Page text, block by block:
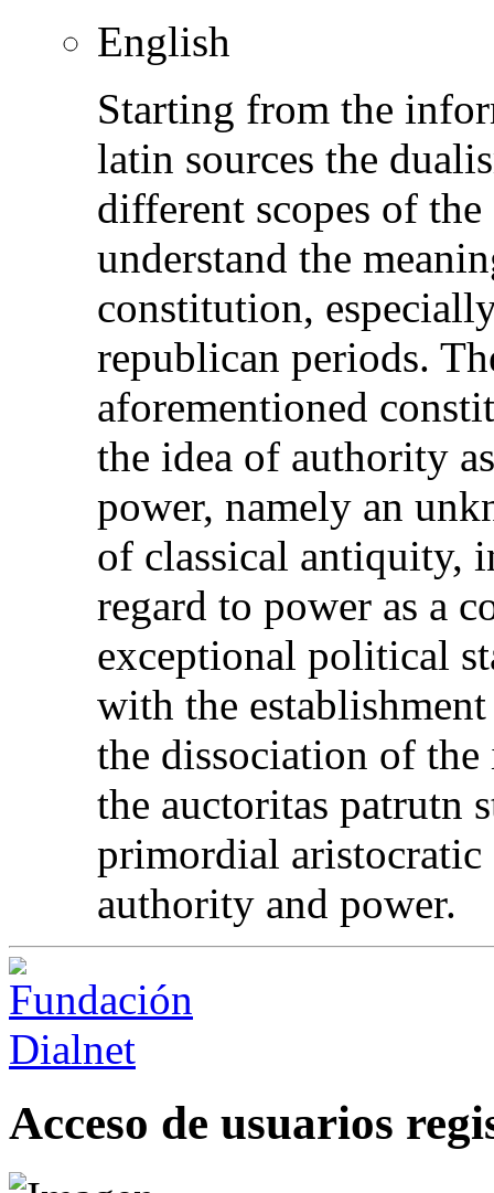
English
Starting from the
latin sources the
different scopes of
understand the
constitution,
republican periods.
aforementioned
the idea of authority
power, namely an
of classical antiquity,
regard to power as a
exceptional political
with the
the dissociation of
the auctoritas patrutn
primordial aristocratic
authority and power.
Acceso de usuarios